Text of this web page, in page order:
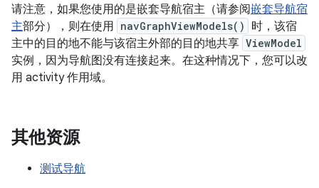
请注意，如果您使用的是嵌套导航宿主（请参阅嵌套导航宿
主部分），则在使用 navGraphViewModels()
时，该宿
主中的目的地不能与该宿主外部的目的地共享 ViewModel
实例，因为导航图没有连接起来。在这种情况下，您可以改
用 activity 作用域。
其他资源
测试导航